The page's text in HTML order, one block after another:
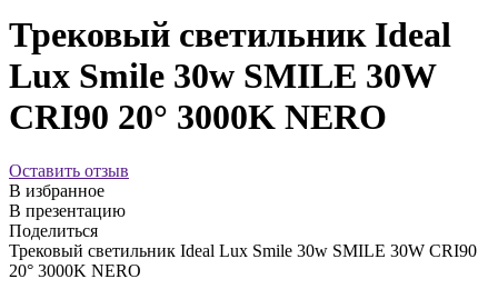
Трековый светильник Ideal
Lux Smile 30w SMILE 30W
CRI90 20° 3000K NERO
Оставить отзыв
В избранное
В презентацию
Поделиться
Трековый светильник Ideal Lux Smile 30w SMILE 30W CRI90
20° 3000K NERO